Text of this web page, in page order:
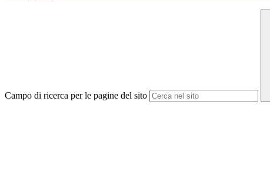
Campo di ricerca per le pagine del sito